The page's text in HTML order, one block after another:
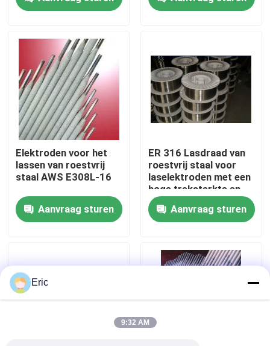
Over ons
Fabrieksreis
Kwaliteitscontrole
Vraag een offerte aan
Company News
mariene deuren
Elektroden voor het
lassen van roestvrij
staal AWS E308L-16
Aanvraag sturen
ER 316 Lasdraad van
roestvrij staal voor
laselektroden met een
hoge treksterkte en
een uitstekende
spoelvormende
eigenschap
Aanvraag sturen
Eric
9:32 AM